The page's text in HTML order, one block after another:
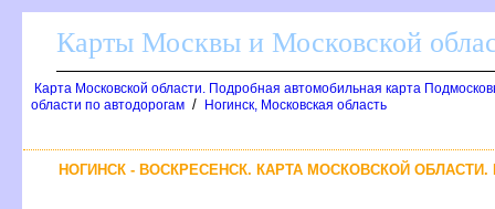
Карты Москвы и Московской
Карта Московской области. Подробная автомобильная карта
области по автодорогам / Ногинск, Московская область
НОГИНСК - ВОСКРЕСЕНСК. КАРТА МОСКОВСКОЙ